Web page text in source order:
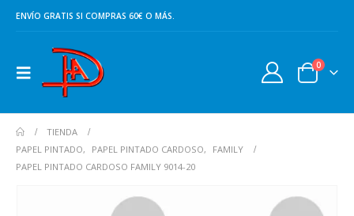
ENVÍO GRATIS SI COMPRAS 60€ O MÁS.
0
TIENDA
PAPEL PINTADO, PAPEL PINTADO CARDOSO,
FAMILY
PAPEL PINTADO CARDOSO FAMILY 9014-20